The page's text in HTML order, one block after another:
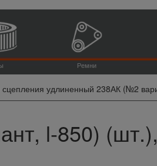
Ремни
сцепления удлиненный 238АК (№2
l-850) (шт.),